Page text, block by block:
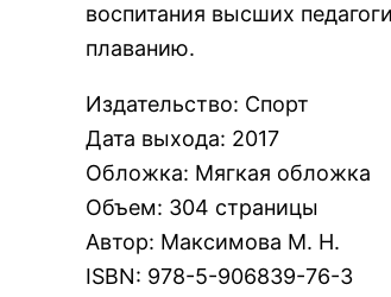
воспитания высших
плаванию.
Издательство: Спорт
Дата выхода: 2017
Обложка: Мягкая обложка
Объем: 304 страницы
Автор: Максимова М. Н.
ISBN: 978-5-906839-76-3